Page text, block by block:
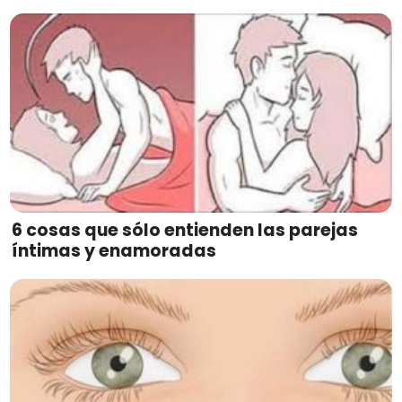
6 cosas que sólo entienden las parejas
íntimas y enamoradas